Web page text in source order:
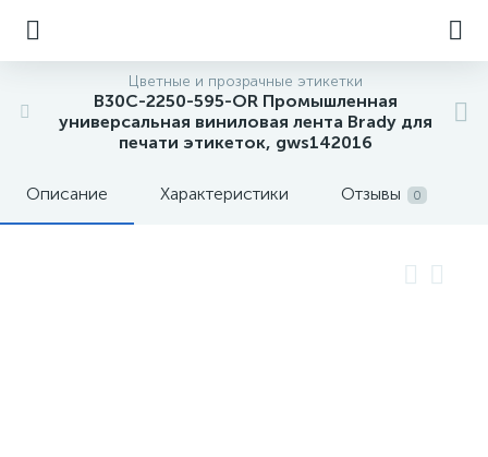
Цветные и прозрачные этикетки
B30C-2250-595-OR Промышленная
универсальная виниловая лента Brady для
печати этикеток, gws142016
Описание Характеристики Отзывы 0